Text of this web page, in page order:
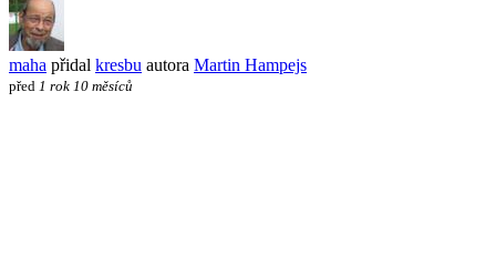
maha přidal kresbu autora Martin Hampejs
před 1 rok 10 měsíců